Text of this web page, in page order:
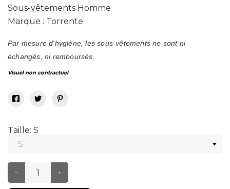
Sous-vêtements Homme
Marque : Torrente
Par mesure d'hygiène, les sous-vêtements ne sont ni
échangés, ni remboursés.
Visuel non contractuel
Taille: S
– +